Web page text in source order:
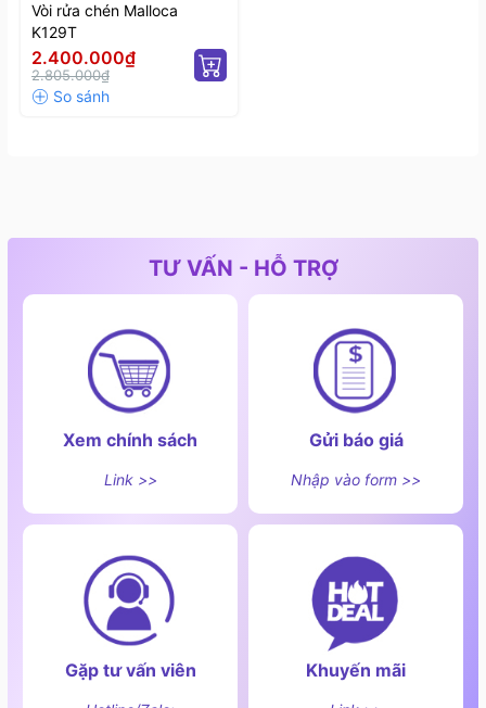
Vòi rửa chén Malloca
K129T
2.400.000₫
2.805.000₫
TƯ VẤN - HỖ TRỢ
Xem chính sách
Link >>
Gửi báo giá
Nhập vào form >>
Gặp tư vấn viên Khuyến mãi